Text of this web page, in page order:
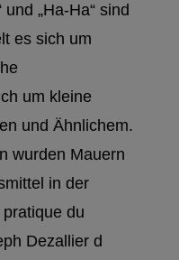
„Ha-Ha“ sind
es sich um
um kleine
und Ähnlichem.
wurden Mauern
in der
du
Dezallier d